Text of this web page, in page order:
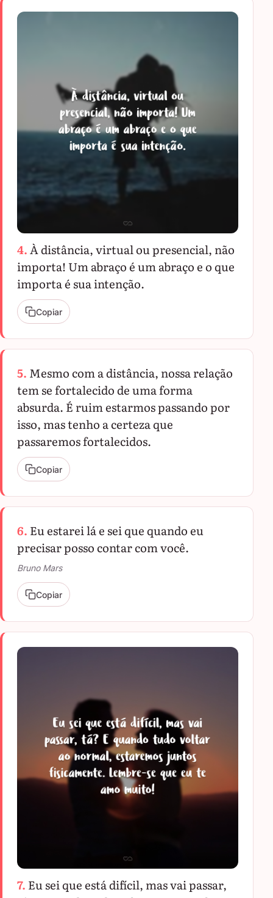
4.À distância, virtual ou presencial, não
importa! Um abraço é um abraço e o que
importa é sua intenção.
Copiar
5. Mesmo com a distância, nossa relação
tem se fortalecido de uma forma
absurda. É ruim estarmos passando por
isso, mas tenho a certeza que
passaremos fortalecidos.
Copiar
6. Eu estarei lá e sei que quando eu
precisar posso contar com você.
Bruno Mars
Copiar
7. Eu sei que está difícil, mas vai passar,